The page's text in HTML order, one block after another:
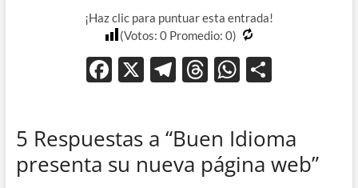
¡Haz clic para puntuar esta entrada!
(Votos: 0Promedio: 0)
F
b
o
X T
gr
a
T
a
ds
W
s
A
p
ar
5 Respuestas a “Buen Idioma
presenta su nueva página web”